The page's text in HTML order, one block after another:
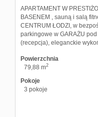
APARTAMENT W
BASENEM , sauną i salą
CENTRUM ŁODZI, w
parkingowe w GARAŻU
(recepcja), eleganckie
Powierzchnia
79,88 m2
Pokoje
3 pokoje